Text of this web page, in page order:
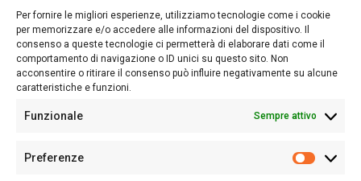
Per fornire le migliori esperienze, utilizziamo tecnologie come i cookie
per memorizzare e/o accedere alle informazioni del dispositivo. Il
consenso a queste tecnologie ci permetterà di elaborare dati come il
comportamento di navigazione o ID unici su questo sito. Non
acconsentire o ritirare il consenso può influire negativamente su alcune
caratteristiche e funzioni.
Funzionale Sempre attivo
Preferenze
lettori su quanto accade in Sardegna, con un occhio rivolto al
nostro passato e, soprattutto, al nostro futuro
Follow Us
Sede:Via Cristoforo Colombo 09013 Carbonia